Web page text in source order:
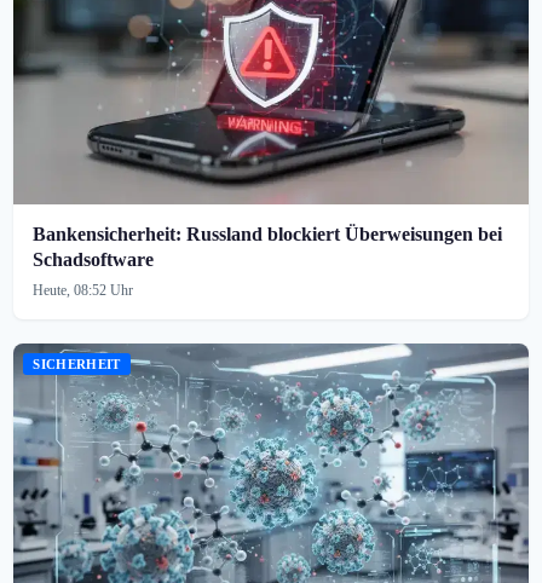
Bankensicherheit: Russland blockiert Überweisungen bei
Schadsoftware
Heute, 08:52 Uhr
SICHERHEIT